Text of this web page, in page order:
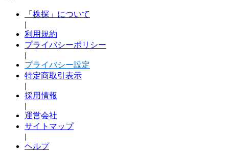
「株探」について
|
利用規約
プライバシーポリシー
|
プライバシー設定
特定商取引表示
|
採用情報
|
運営会社
サイトマップ
|
ヘルプ